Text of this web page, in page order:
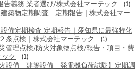
告義務 業者選び/株式会社マーテック
(1)
築物定期調査｜定期報告｜株式会社マー
備定期検査 定期報告｜愛知県に最強特化
条点検｜株式会社マーテック
(1)
管理点検/防火対象物点検/報告・項目・費
ク
(1)
設備 建築設備 発電機負荷試験】定期調